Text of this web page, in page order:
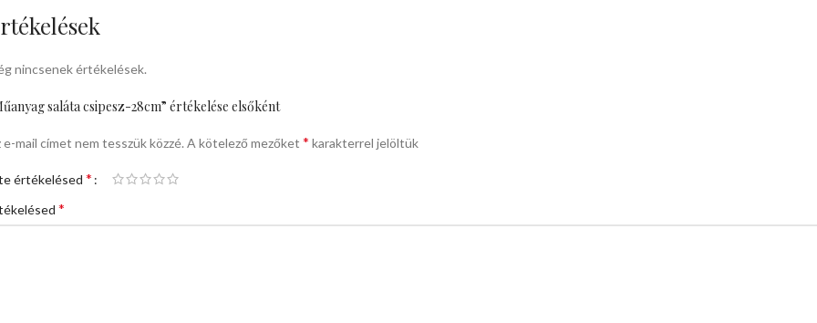
nincsenek értékelések.
saláta csipesz-28cm” értékelése elsőként
e-mail címet nem tesszük közzé. A kötelező mezőket * karakterrel jelöltük
értékelésed *
*